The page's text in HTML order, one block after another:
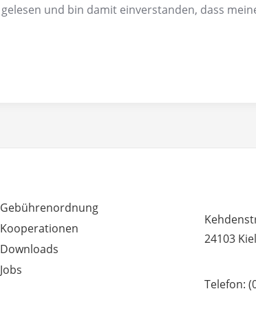
gelesen und bin damit einverstanden, dass
Gebührenordnung
Kooperationen
Downloads
Jobs
24103 Kiel
Telefon: